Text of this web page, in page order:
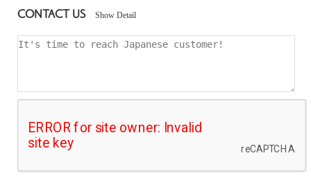
CONTACT US Show Detail